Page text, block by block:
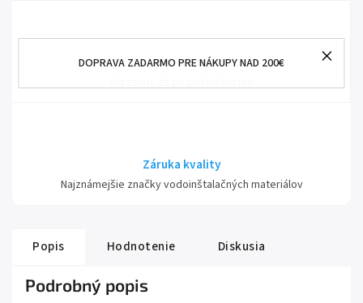
DOPRAVA ZADARMO PRE NÁKUPY NAD 200€
Rozsiahla ponuka
Záruka kvality
Najznámejšie značky vodoinštalačných materiálov
Popis Hodnotenie Diskusia
Podrobný popis